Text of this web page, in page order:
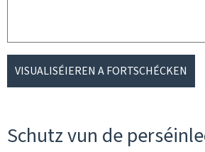
VISUALISÉIEREN A FORTSCHÉCKEN
Schutz vun de